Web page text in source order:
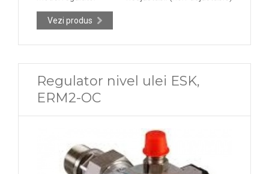
Vezi produs
Regulator nivel ulei ESK,
ERM2-OC